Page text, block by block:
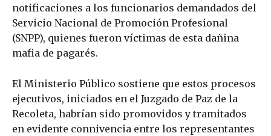
notificaciones a los funcionarios demandados del
Servicio Nacional de Promoción Profesional
(SNPP), quienes fueron víctimas de esta dañina
mafia de pagarés.
El Ministerio Público sostiene que estos procesos
ejecutivos, iniciados en el Juzgado de Paz de la
Recoleta, habrían sido promovidos y tramitados
en evidente connivencia entre los representantes